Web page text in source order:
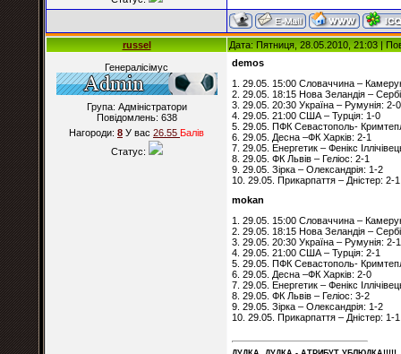
russel Дата: Пятниця, 28.05.2010, 21:03 |
Генералісімус
Група: Адміністратори
Повідомлень: 638
Нагороди: 8 У вас 26.55 Балiв
Статус:
demos
1. 29.05. 15:00 Словаччина –
2. 29.05. 18:15 Нова Зеландія –
3. 29.05. 20:30 Україна – Румунія: 2-0
4. 29.05. 21:00 США – Турція: 1-0
5. 29.05. ПФК Севастополь-
6. 29.05. Десна –ФК Харків: 2-1
7. 29.05. Енергетик – Фенікс
8. 29.05. ФК Львів – Геліос: 2-1
9. 29.05. Зірка – Олександрія: 1-2
10. 29.05. Прикарпаття – Дністер: 2-1
mokan
1. 29.05. 15:00 Словаччина –
2. 29.05. 18:15 Нова Зеландія –
3. 29.05. 20:30 Україна – Румунія: 2-1
4. 29.05. 21:00 США – Турція: 2-1
5. 29.05. ПФК Севастополь-
6. 29.05. Десна –ФК Харків: 2-0
7. 29.05. Енергетик – Фенікс
8. 29.05. ФК Львів – Геліос: 3-2
9. 29.05. Зірка – Олександрія: 1-2
10. 29.05. Прикарпаття – Дністер: 1-1